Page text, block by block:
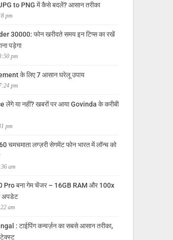
to PNG में कैसे बदलें? आसान तरीका
pm
30000: फोन खरीदते समय इन टिप्स का रखें
पड़ेगा
pm
के लिए 7 आसान घरेलू उपाय
pm
या नहीं? खबरों पर आया Govinda के करीबी
pm
चमचमाता लग्ज़री सेगमेंट फोन भारत में लॉन्च को
am
Pro बना गेम चेंजर – 16GB RAM और 100x
अपडेट
am
: टाईपिंग कन्वर्ज़न का सबसे आसान तरीका,